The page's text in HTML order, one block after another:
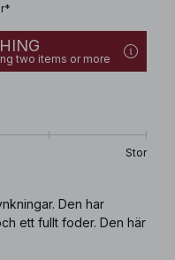
two items or more
Stor
Den har
ett fullt foder. Den här